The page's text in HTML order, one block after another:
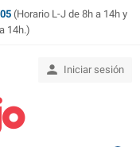
(Horario L-J de 8h a 14h y
14h.)
 Iniciar sesión